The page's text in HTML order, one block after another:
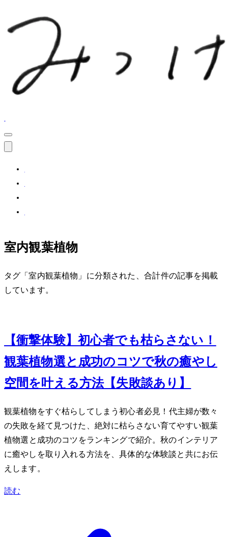
室内観葉植物
タグ「室内観葉植物」に分類された、合計 1 件の記事を掲載
しています。
【衝撃体験】初心者でも枯らさない！
観葉植物3選と成功のコツで秋の癒やし
空間を叶える方法【失敗談あり】
観葉植物をすぐ枯らしてしまう初心者必見！40代主婦が数々
の失敗を経て見つけた、絶対に枯らさない育てやすい観葉
植物3選と成功のコツをランキングで紹介。秋のインテリア
に癒やしを取り入れる方法を、具体的な体験談と共にお伝
えします。
読む